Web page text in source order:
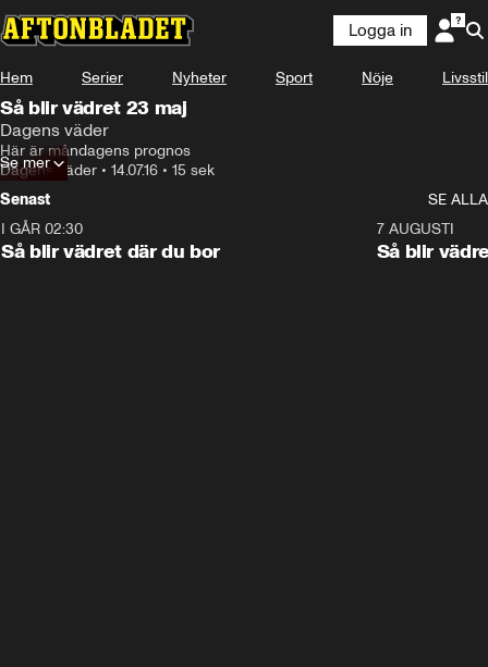
Logga in
Hem Serier Nyheter Sport Nöje Livsstil
Så blir vädret 23 maj
Dagens väder
Här är måndagens prognos
Dagens väder • 14.07.16 • 15 sek
Se mer
Senast
SE ALLA
I GÅR 02:30
Så blir vädret där du bor
7 AUGUSTI
Så blir